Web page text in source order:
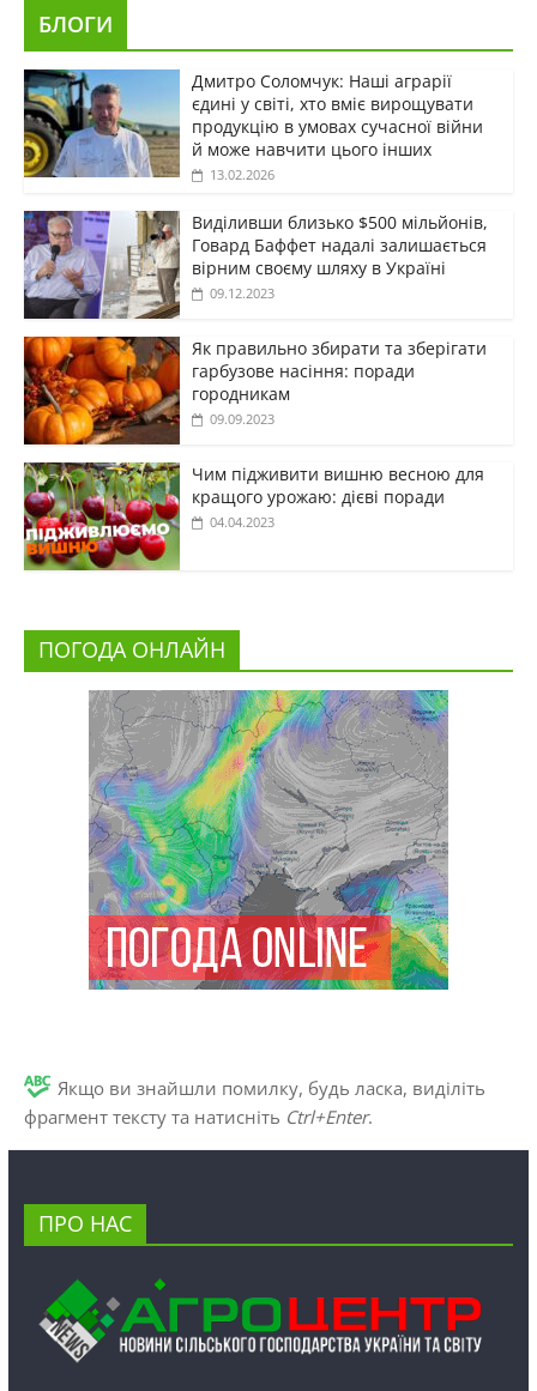
БЛОГИ
Дмитро Соломчук: Наші аграрії
єдині у світі, хто вміє вирощувати
продукцію в умовах сучасної війни
й може навчити цього інших
13.02.2026
Виділивши близько $500 мільйонів,
Говард Баффет надалі залишається
вірним своєму шляху в Україні
09.12.2023
Як правильно збирати та зберігати
гарбузове насіння: поради
городникам
09.09.2023
Чим підживити вишню весною для
кращого урожаю: дієві поради
04.04.2023
ПОГОДА ОНЛАЙН
Якщо ви знайшли помилку, будь ласка, виділіть
фрагмент тексту та натисніть Ctrl+Enter.
ПРО НАС